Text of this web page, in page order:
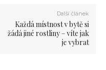
Další článek
Každá místnost v bytě si
žádá jiné rostliny – víte jak
je vybrat